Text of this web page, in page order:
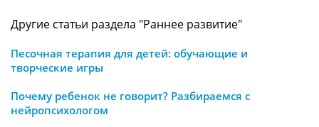
Другие статьи раздела "Раннее развитие"
Песочная терапия для детей: обучающие и
творческие игры
Почему ребенок не говорит? Разбираемся с
нейропсихологом